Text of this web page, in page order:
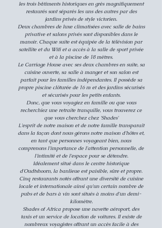
les trois bâtiments historiques en grès magnifiquement
restaurés sont séparés les uns des autres par des
jardins privés de style victorien.
Deux chambres de luxe climatisées avec salle de bains
privative et salons privés sont disponibles dans le
manoir. Chaque suite est équipée de la télévision par
satellite et du Wifi et a accès à la salle de sport privée
et à la piscine de 18 mètres.
Le Carriage House avec ses deux chambres en suite, sa
cuisine ouverte, sa salle à manger et son salon est
parfait pour les familles indépendantes. Il possède sa
propre piscine clôturée de 16 m et des jardins sécurisés
et sécurisés pour les petits enfants.
Donc, que vous voyagiez en famille ou que vous
recherchiez une retraite tranquille, vous trouverez ce
que vous cherchez chez 'Shades'
L'esprit de notre maison et de notre famille transparaît
dans la façon dont nous gérons notre maison d'hôtes et,
en tant que personnes voyageant bien, nous
comprenons l'importance de l'attention personnelle, de
l'intimité et de l'espace pour se détendre.
Idéalement situé dans le centre historique
d'Oudtshoorn, la banlieue est paisible, sûre et propre.
Cinq restaurants notés offrant une diversité de cuisine
locale et internationale ainsi qu'un certain nombre de
pubs et de bars à vin sont situés à moins d'un demi-
kilomètre.
Shades of Africa propose une navette aéroport, des
taxis et un service de location de voitures. Il existe de
nombreux voyagistes offrant un accès facile à des